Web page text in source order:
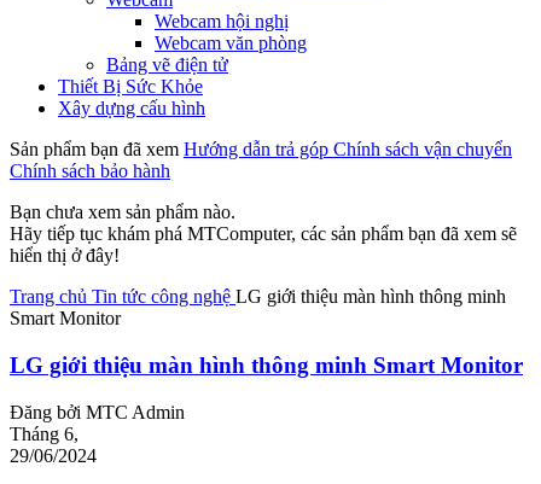
Webcam hội nghị
Webcam văn phòng
Bảng vẽ điện tử
Thiết Bị Sức Khỏe
Xây dựng cấu hình
Sản phẩm bạn đã xem Hướng dẫn trả góp Chính sách vận chuyển
Chính sách bảo hành
Bạn chưa xem sản phẩm nào.
Hãy tiếp tục khám phá MTComputer, các sản phẩm bạn đã xem sẽ
hiển thị ở đây!
Trang chủ Tin tức công nghệ LG giới thiệu màn hình thông minh
Smart Monitor
LG giới thiệu màn hình thông minh Smart Monitor
Đăng bởi MTC Admin
Tháng 6,
29/06/2024